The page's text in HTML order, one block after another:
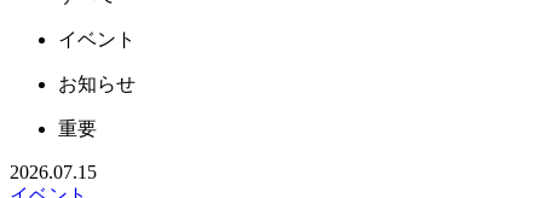
イベント
お知らせ
重要
2026.07.15